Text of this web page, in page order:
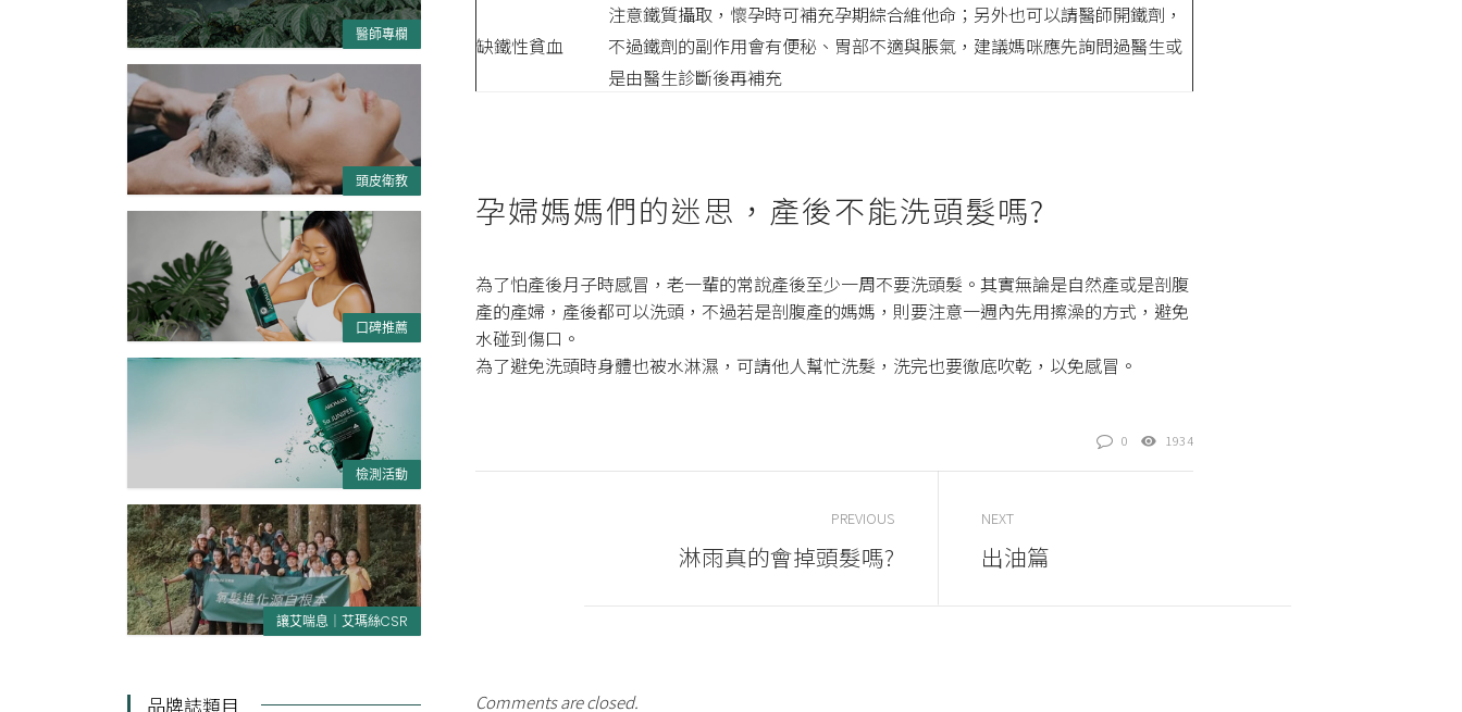
缺鐵性貧血
注意鐵質攝取，懷孕時可補充孕期綜合維他命；另外也可以請醫師開鐵劑，
不過鐵劑的副作用會有便秘、胃部不適與脹氣，建議媽咪應先詢問過醫生或
是由醫生診斷後再補充
孕婦媽媽們的迷思，產後不能洗頭髮嗎?
為了怕產後月子時感冒，老一輩的常說產後至少一周不要洗頭髮。其實無論是自然產或是剖腹
產的產婦，產後都可以洗頭，不過若是剖腹產的媽媽，則要注意一週內先用擦澡的方式，避免
水碰到傷口。
為了避免洗頭時身體也被水淋濕，可請他人幫忙洗髮，洗完也要徹底吹乾，以免感冒。
0 1934
PREVIOUS
淋雨真的會掉頭髮嗎?
NEXT
出油篇
Comments are closed.
醫師專欄
頭皮衛教
口碑推薦
檢測活動
讓艾喘息｜艾瑪絲CSR
品牌誌類目